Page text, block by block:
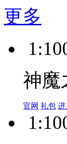
更多
神魔
官网 礼包 进